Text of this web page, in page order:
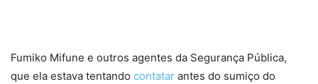
Fumiko Mifune e outros agentes da Segurança Pública,
que ela estava tentando contatar antes do sumiço do